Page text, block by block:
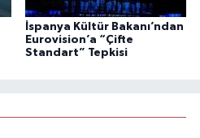
İspanya Kültür Bakanı’ndan
Eurovision’a “Çifte
Standart” Tepkisi